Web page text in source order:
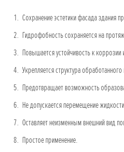
Сохранение эстетики фасада здания
Гидрофобность сохраняется на
Повышается устойчивость к
Укрепляется структура
Предотвращает возможность
Не допускается перемещение
Оставляет неизменным внешний вид
Простое применение.